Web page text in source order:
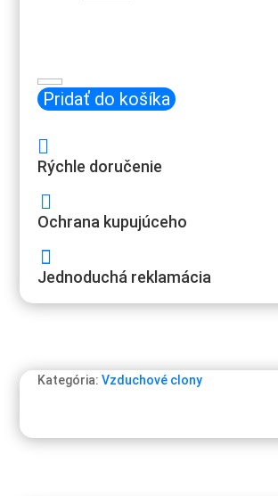
množstvo
C
teplota
(12992)
Pridať do košíka

Rýchle doručenie

Ochrana kupujúceho

Jednoduchá reklamácia
Kategória:Vzduchové clony